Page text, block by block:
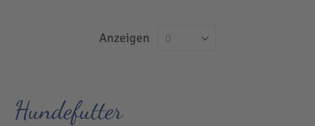
Anzeigen
Hundefutter